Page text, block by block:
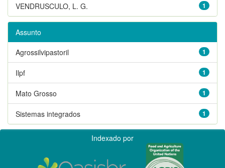
1
VENDRUSCULO, L. G.
Assunto
1
Agrossilvipastoril
1
Ilpf
1
Mato Grosso
1
Sistemas integrados
Indexado por